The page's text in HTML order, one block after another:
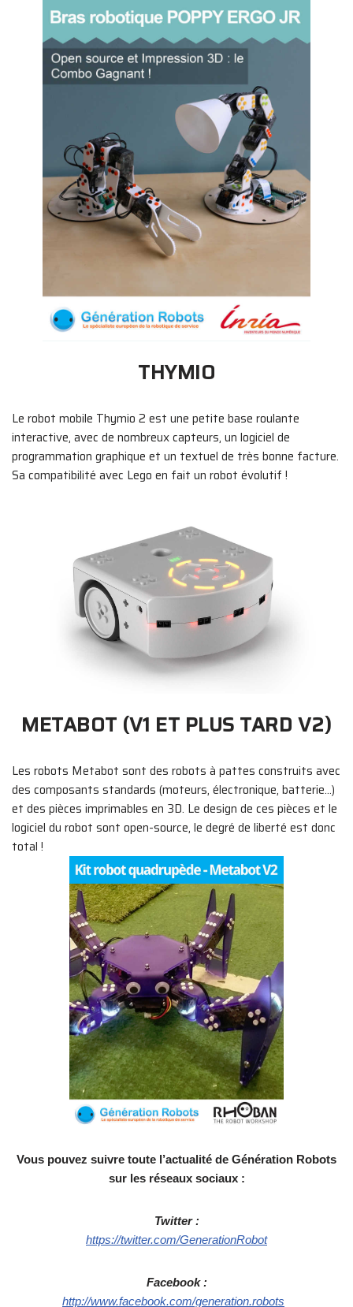
THYMIO
Le robot mobile Thymio 2 est une petite base roulante
interactive, avec de nombreux capteurs, un logiciel de
programmation graphique et un textuel de très bonne facture.
Sa compatibilité avec Lego en fait un robot évolutif !
METABOT (V1 ET PLUS TARD V2)
Les robots Metabot sont des robots à pattes construits avec
des composants standards (moteurs, électronique, batterie…)
et des pièces imprimables en 3D. Le design de ces pièces et le
logiciel du robot sont open-source, le degré de liberté est donc
total !
Vous pouvez suivre toute l’actualité de Génération Robots
sur les réseaux sociaux :
Twitter :
https://twitter.com/GenerationRobot
Facebook :
http://www.facebook.com/generation.robots